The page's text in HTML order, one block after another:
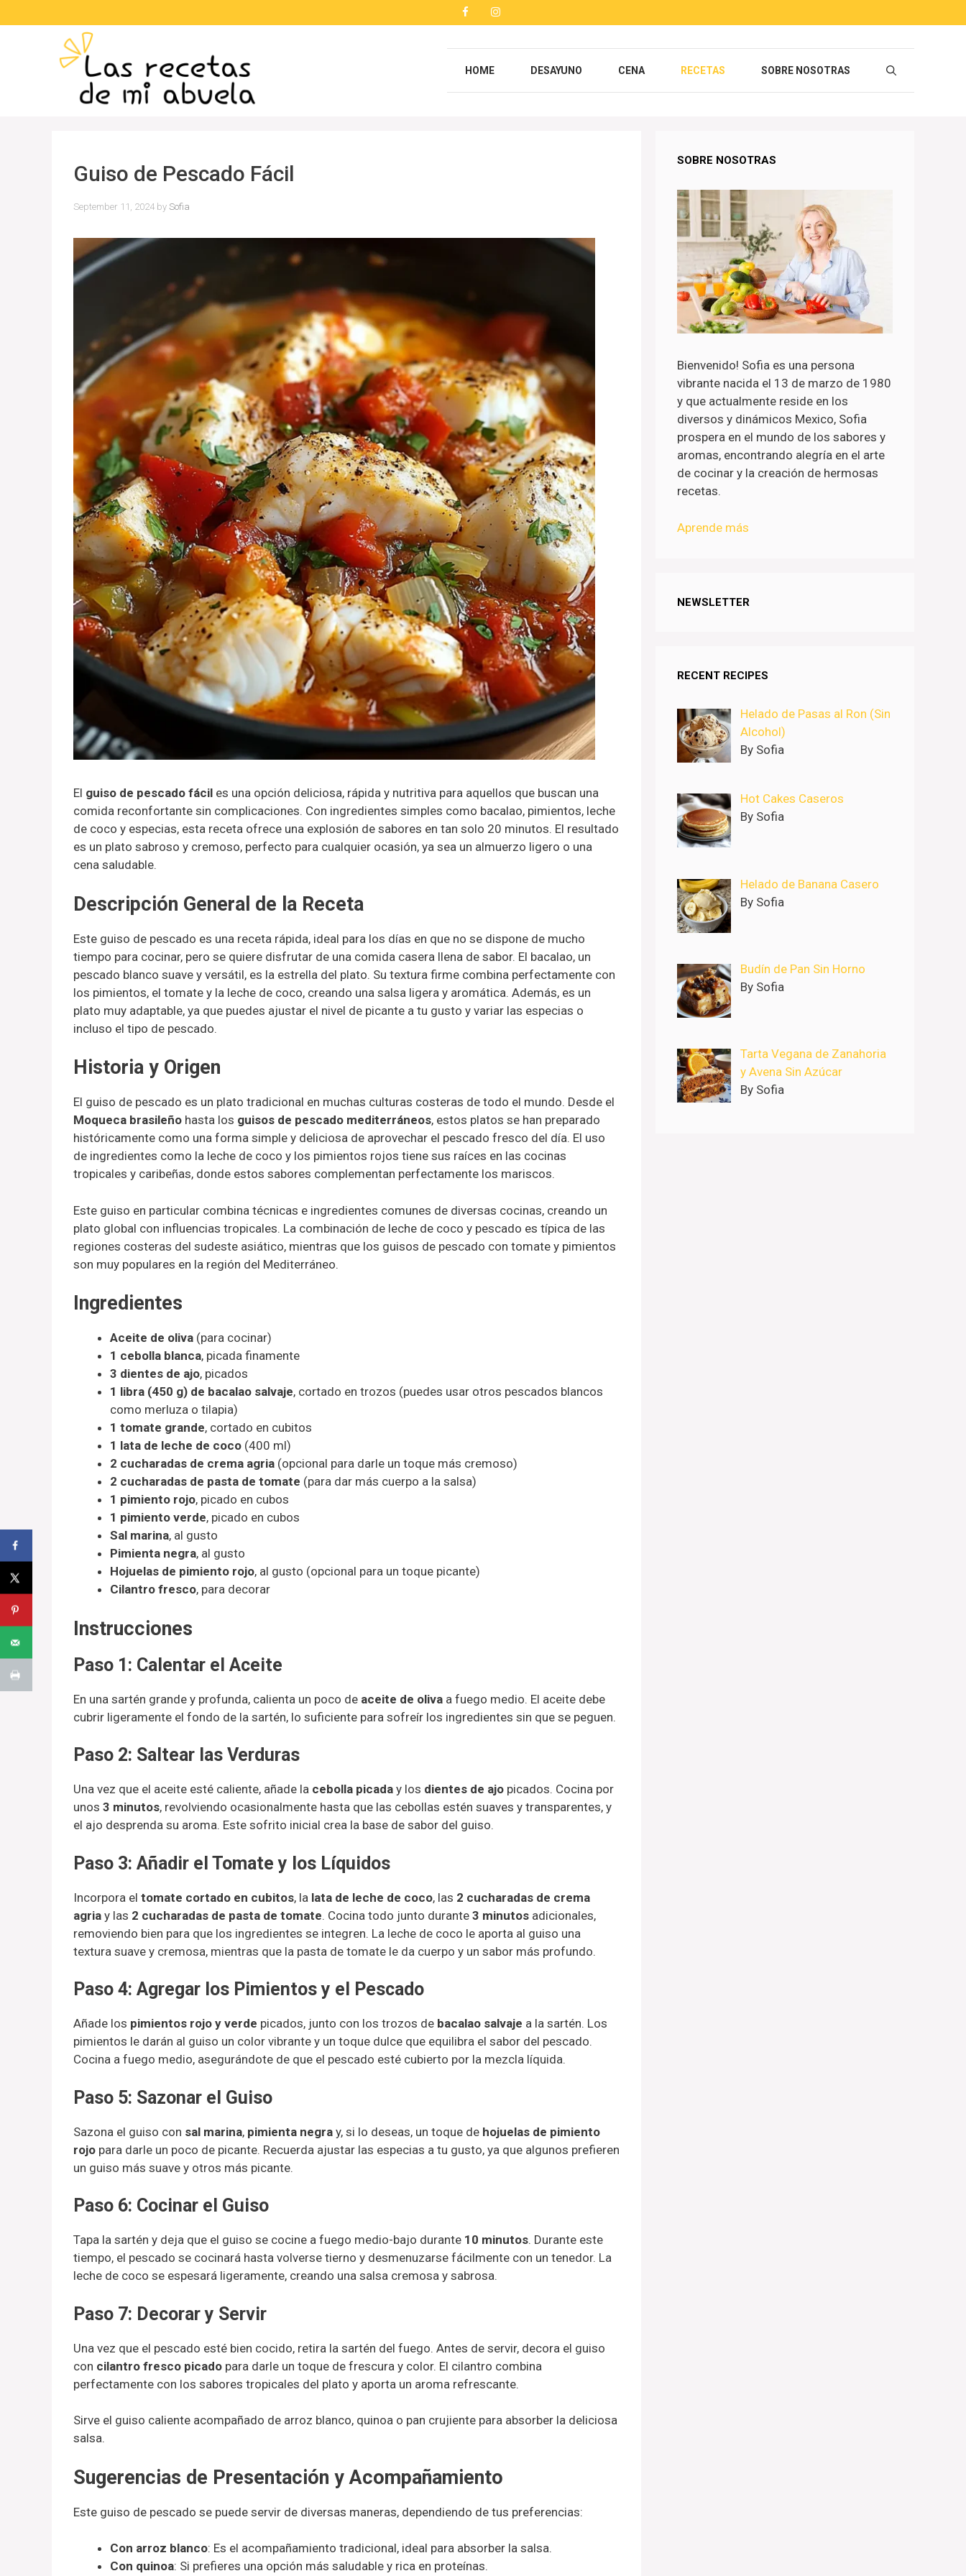
to
HOME DESAYUNO CENA RECETAS SOBRE NOSOTRAS
Guiso de Pescado Fácil
September 11, 2024 by Sofia
El guiso de pescado fácil es una opción deliciosa, rápida y nutritiva para aquellos que buscan una
comida reconfortante sin complicaciones. Con ingredientes simples como bacalao, pimientos, leche
de coco y especias, esta receta ofrece una explosión de sabores en tan solo 20 minutos. El resultado
es un plato sabroso y cremoso, perfecto para cualquier ocasión, ya sea un almuerzo ligero o una
cena saludable.
Descripción General de la Receta
Este guiso de pescado es una receta rápida, ideal para los días en que no se dispone de mucho
tiempo para cocinar, pero se quiere disfrutar de una comida casera llena de sabor. El bacalao, un
pescado blanco suave y versátil, es la estrella del plato. Su textura firme combina perfectamente con
los pimientos, el tomate y la leche de coco, creando una salsa ligera y aromática. Además, es un
plato muy adaptable, ya que puedes ajustar el nivel de picante a tu gusto y variar las especias o
incluso el tipo de pescado.
Historia y Origen
El guiso de pescado es un plato tradicional en muchas culturas costeras de todo el mundo. Desde el
Moqueca brasileño hasta los guisos de pescado mediterráneos, estos platos se han preparado
históricamente como una forma simple y deliciosa de aprovechar el pescado fresco del día. El uso
de ingredientes como la leche de coco y los pimientos rojos tiene sus raíces en las cocinas
tropicales y caribeñas, donde estos sabores complementan perfectamente los mariscos.
Este guiso en particular combina técnicas e ingredientes comunes de diversas cocinas, creando un
plato global con influencias tropicales. La combinación de leche de coco y pescado es típica de las
regiones costeras del sudeste asiático, mientras que los guisos de pescado con tomate y pimientos
son muy populares en la región del Mediterráneo.
Ingredientes
Aceite de oliva (para cocinar)
1 cebolla blanca, picada finamente
3 dientes de ajo, picados
1 libra (450 g) de bacalao salvaje, cortado en trozos (puedes usar otros pescados blancos
como merluza o tilapia)
1 tomate grande, cortado en cubitos
1 lata de leche de coco (400 ml)
2 cucharadas de crema agria (opcional para darle un toque más cremoso)
2 cucharadas de pasta de tomate (para dar más cuerpo a la salsa)
1 pimiento rojo, picado en cubos
1 pimiento verde, picado en cubos
Sal marina, al gusto
Pimienta negra, al gusto
Hojuelas de pimiento rojo, al gusto (opcional para un toque picante)
Cilantro fresco, para decorar
Instrucciones
Paso 1: Calentar el Aceite
En una sartén grande y profunda, calienta un poco de aceite de oliva a fuego medio. El aceite debe
cubrir ligeramente el fondo de la sartén, lo suficiente para sofreír los ingredientes sin que se peguen.
Paso 2: Saltear las Verduras
Una vez que el aceite esté caliente, añade la cebolla picada y los dientes de ajo picados. Cocina por
unos 3 minutos, revolviendo ocasionalmente hasta que las cebollas estén suaves y transparentes, y
el ajo desprenda su aroma. Este sofrito inicial crea la base de sabor del guiso.
Paso 3: Añadir el Tomate y los Líquidos
Incorpora el tomate cortado en cubitos, la lata de leche de coco, las 2 cucharadas de crema
agria y las 2 cucharadas de pasta de tomate. Cocina todo junto durante 3 minutos adicionales,
removiendo bien para que los ingredientes se integren. La leche de coco le aporta al guiso una
textura suave y cremosa, mientras que la pasta de tomate le da cuerpo y un sabor más profundo.
Paso 4: Agregar los Pimientos y el Pescado
Añade los pimientos rojo y verde picados, junto con los trozos de bacalao salvaje a la sartén. Los
pimientos le darán al guiso un color vibrante y un toque dulce que equilibra el sabor del pescado.
Cocina a fuego medio, asegurándote de que el pescado esté cubierto por la mezcla líquida.
Paso 5: Sazonar el Guiso
Sazona el guiso con sal marina, pimienta negra y, si lo deseas, un toque de hojuelas de pimiento
rojo para darle un poco de picante. Recuerda ajustar las especias a tu gusto, ya que algunos prefieren
un guiso más suave y otros más picante.
Paso 6: Cocinar el Guiso
Tapa la sartén y deja que el guiso se cocine a fuego medio-bajo durante 10 minutos. Durante este
tiempo, el pescado se cocinará hasta volverse tierno y desmenuzarse fácilmente con un tenedor. La
leche de coco se espesará ligeramente, creando una salsa cremosa y sabrosa.
Paso 7: Decorar y Servir
Una vez que el pescado esté bien cocido, retira la sartén del fuego. Antes de servir, decora el guiso
con cilantro fresco picado para darle un toque de frescura y color. El cilantro combina
perfectamente con los sabores tropicales del plato y aporta un aroma refrescante.
Sirve el guiso caliente acompañado de arroz blanco, quinoa o pan crujiente para absorber la deliciosa
salsa.
Sugerencias de Presentación y Acompañamiento
Este guiso de pescado se puede servir de diversas maneras, dependiendo de tus preferencias:
Con arroz blanco: Es el acompañamiento tradicional, ideal para absorber la salsa.
Con quinoa: Si prefieres una opción más saludable y rica en proteínas.
SOBRE NOSOTRAS
Bienvenido! Sofia es una persona
vibrante nacida el 13 de marzo de 1980
y que actualmente reside en los
diversos y dinámicos Mexico, Sofia
prospera en el mundo de los sabores y
aromas, encontrando alegría en el arte
de cocinar y la creación de hermosas
recetas.
Aprende más
NEWSLETTER
RECENT RECIPES
Helado de Pasas al Ron (Sin
Alcohol)
By Sofia
Hot Cakes Caseros
By Sofia
Helado de Banana Casero
By Sofia
Budín de Pan Sin Horno
By Sofia
Tarta Vegana de Zanahoria
y Avena Sin Azúcar
By Sofia